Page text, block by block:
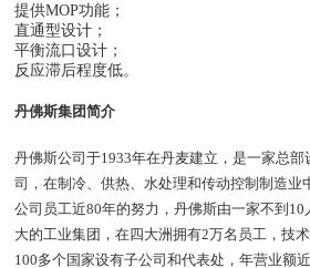
提供MOP功能；
直通型设计；
平衡流口设计；
反应滞后程度低。
丹佛斯集团简介
丹佛斯公司于1933年在丹麦建立，是一家总
司，在制冷、供热、水处理和传动控制制造业
公司员工近80年的努力，丹佛斯由一家不到
大的工业集团，在四大洲拥有2万名员工，技
100多个国家设有子公司和代表处，年营业额近